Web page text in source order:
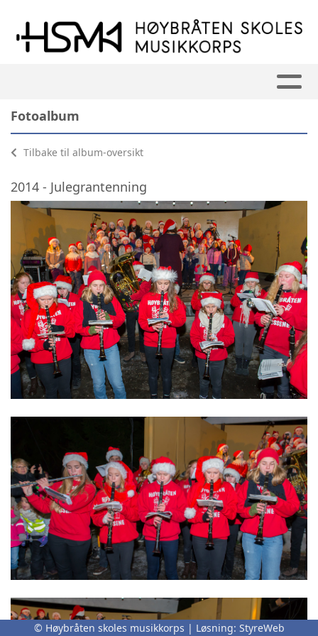
Fotoalbum
Tilbake til album-oversikt
2014 - Julegrantenning
© Høybråten skoles musikkorps | Løsning: StyreWeb